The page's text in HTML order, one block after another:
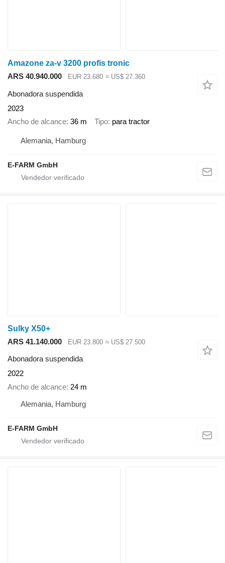
Amazone za-v 3200 profis tronic
ARS 40.940.000
EUR 23.680 ≈ US$ 27.360
Abonadora suspendida
2023
Ancho de alcance 36 m Tipo para tractor
Alemania, Hamburg
E-FARM GmbH
Sulky X50+
ARS 41.140.000
EUR 23.800 ≈ US$ 27.500
Abonadora suspendida
2022
Ancho de alcance 24 m
Alemania, Hamburg
E-FARM GmbH